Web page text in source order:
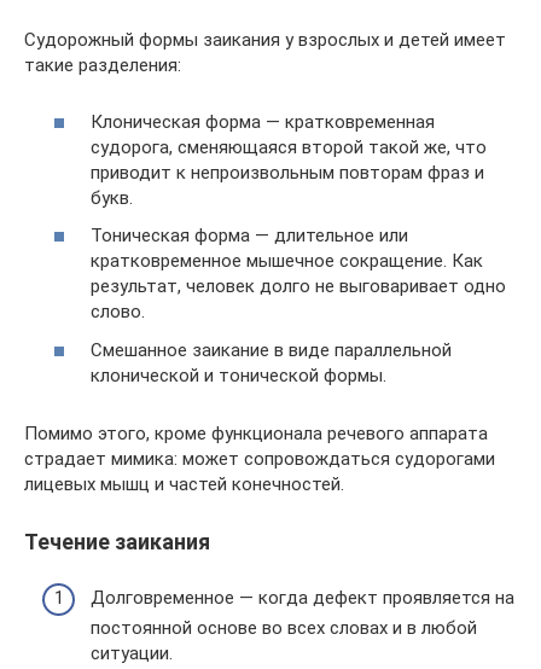
Судорожный формы заикания у взрослых и детей имеет
такие разделения:
Клоническая форма — кратковременная
судорога, сменяющаяся второй такой же, что
приводит к непроизвольным повторам фраз и
букв.
Тоническая форма — длительное или
кратковременное мышечное сокращение. Как
результат, человек долго не выговаривает одно
слово.
Смешанное заикание в виде параллельной
клонической и тонической формы.
Помимо этого, кроме функционала речевого аппарата
страдает мимика: может сопровождаться судорогами
лицевых мышц и частей конечностей.
Течение заикания
Долговременное — когда дефект проявляется на
постоянной основе во всех словах и в любой
ситуации.